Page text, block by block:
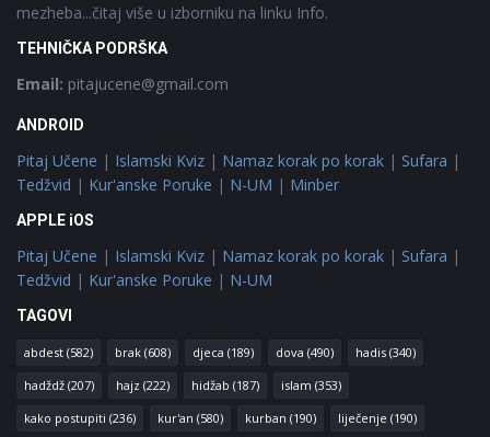
mezheba...čitaj više u izborniku na linku Info.
TEHNIČKA PODRŠKA
Email: pitajucene@gmail.com
ANDROID
Pitaj Učene | Islamski Kviz | Namaz korak po korak | Sufara |
Tedžvid | Kur'anske Poruke | N-UM | Minber
APPLE iOS
Pitaj Učene | Islamski Kviz | Namaz korak po korak | Sufara |
Tedžvid | Kur'anske Poruke | N-UM
TAGOVI
abdest (582) brak (608) djeca (189) dova (490) hadis (340)
hadždž (207) hajz (222) hidžab (187) islam (353)
kako postupiti (236) kur'an (580) kurban (190) liječenje (190)